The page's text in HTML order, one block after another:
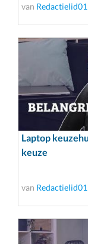
van Redactielid01
Laptop
keuze
van Redactielid01